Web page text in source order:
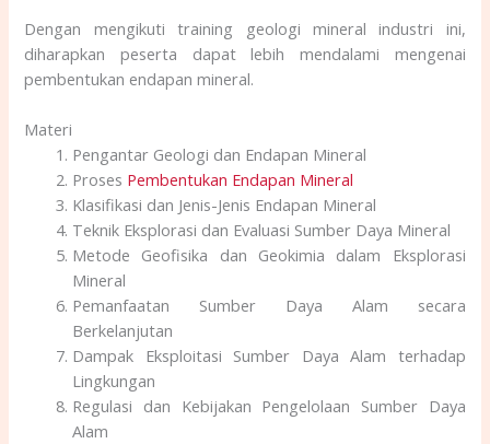
Dengan mengikuti training geologi mineral industri ini,
diharapkan peserta dapat lebih mendalami mengenai
pembentukan endapan mineral.
Materi
Pengantar Geologi dan Endapan Mineral
Proses Pembentukan Endapan Mineral
Klasifikasi dan Jenis-Jenis Endapan Mineral
Teknik Eksplorasi dan Evaluasi Sumber Daya Mineral
Metode Geofisika dan Geokimia dalam Eksplorasi
Mineral
Pemanfaatan Sumber Daya Alam secara
Berkelanjutan
Dampak Eksploitasi Sumber Daya Alam terhadap
Lingkungan
Regulasi dan Kebijakan Pengelolaan Sumber Daya
Alam